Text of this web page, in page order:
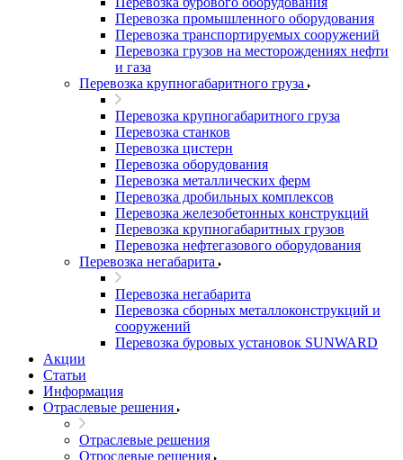
Перевозка промышленного оборудования
Перевозка транспортируемых сооружений
Перевозка грузов на месторождениях нефти
и газа
Перевозка крупногабаритного груза
Перевозка крупногабаритного груза
Перевозка станков
Перевозка цистерн
Перевозка оборудования
Перевозка металлических ферм
Перевозка дробильных комплексов
Перевозка железобетонных конструкций
Перевозка крупногабаритных грузов
Перевозка нефтегазового оборудования
Перевозка негабарита
Перевозка негабарита
Перевозка сборных металлоконструкций и
сооружений
Перевозка буровых установок SUNWARD
Акции
Статьи
Информация
Отраслевые решения
Отраслевые решения
Отрослевые решения